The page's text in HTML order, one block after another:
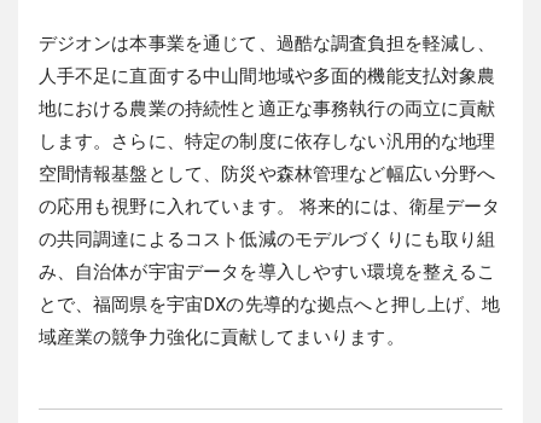
デジオンは本事業を通じて、過酷な調査負担を軽減し、
人手不足に直面する中山間地域や多面的機能支払対象農
地における農業の持続性と適正な事務執行の両立に貢献
します。さらに、特定の制度に依存しない汎用的な地理
空間情報基盤として、防災や森林管理など幅広い分野へ
の応用も視野に入れています。
将来的には、衛星データ
の共同調達によるコスト低減のモデルづくりにも取り組
み、自治体が宇宙データを導入しやすい環境を整えるこ
とで、福岡県を宇宙DXの先導的な拠点へと押し上げ、地
域産業の競争力強化に貢献してまいります。